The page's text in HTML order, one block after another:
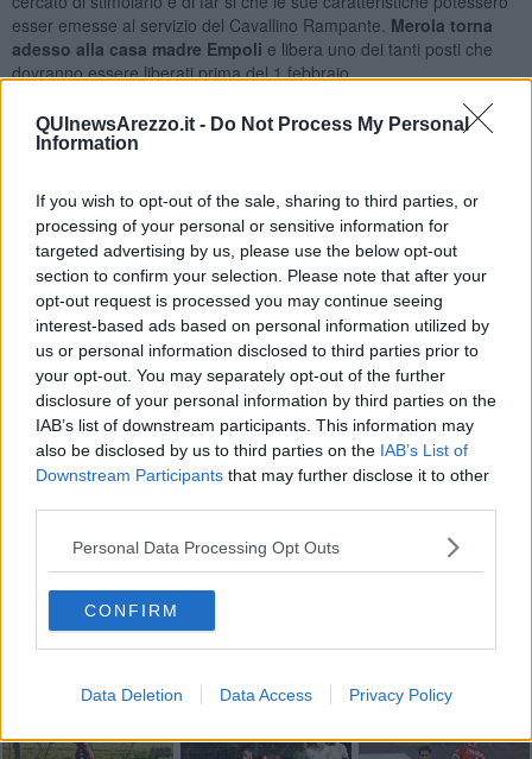
QUInewsArezzo.it - Do Not Process My Personal
Information
If you wish to opt-out of the sale, sharing to third parties, or
processing of your personal or sensitive information for
targeted advertising by us, please use the below opt-out
section to confirm your selection. Please note that after your
opt-out request is processed you may continue seeing
interest-based ads based on personal information utilized by
us or personal information disclosed to third parties prior to
your opt-out. You may separately opt-out of the further
disclosure of your personal information by third parties on the
IAB’s list of downstream participants. This information may
also be disclosed by us to third parties on the IAB’s List of
Downstream Participants that may further disclose it to other
Personal Data Processing Opt Outs
CONFIRM
Data Deletion Data Access Privacy Policy
esser emesse al servizio del Cavallino Rampante. Merola torna
adesso alla casa madre Empoli e libera uno dei tanti posti che
dovranno essere liberati prima del 1 febbraio.
calciomercato e la partenza di Merola va inquadrata in questo
contesto. Nei prossimi venti giorni saranno in molti a lasciare la
maglia amaranto perfar posto ai nuovi arrivi, attesi già nelle
prossime ore e giorni.
Ventoladovrebbe essere infatti già a disposizione di mister
Camplone dall'allenamento che inizierà fra poco più di un'ora,Di
Graziadovrebbe seguirlo a brevissimo termine. E c'è poi ancora da
attendere per l'arrivo del nuovo centravanti, più volte annunciato e
promesso negli ultimi giorni.
Se vuoi leggere le notizie principali della Toscana iscriviti alla
alle 20:00 direttamente nella tua casella di posta.
Basta cliccareQUI
Fotogallery